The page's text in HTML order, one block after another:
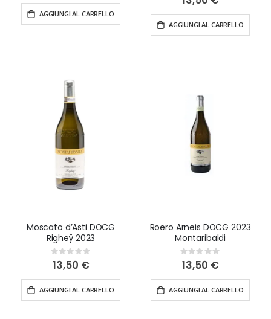
AGGIUNGI AL CARRELLO
AGGIUNGI AL CARRELLO
Moscato d’Asti DOCG
Righeÿ 2023
Rating:
0%
13,50 €
AGGIUNGI AL CARRELLO
Roero Arneis DOCG 2023
Montaribaldi
Rating:
0%
13,50 €
AGGIUNGI AL CARRELLO